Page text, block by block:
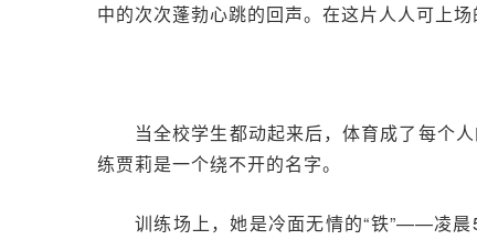
中的次次蓬勃心跳的回声。在这片人人可上
当全校学生都动起来后，体育成了每个
练贾莉是一个绕不开的名字。
训练场上，她是冷面无情的“铁”——凌晨